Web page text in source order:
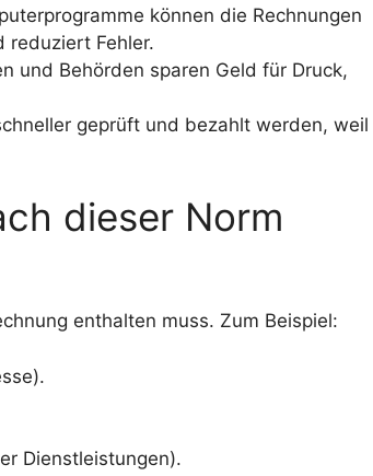
können die Rechnungen
reduziert Fehler.
und Behörden sparen Geld für Druck,
geprüft und bezahlt werden, weil
dieser Norm
enthalten muss. Zum Beispiel:
Dienstleistungen).